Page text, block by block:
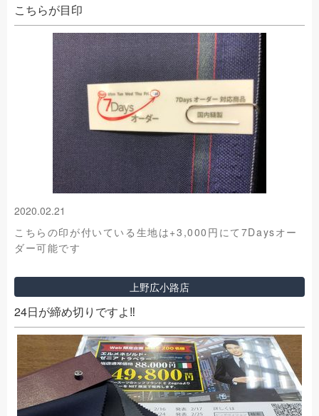
こちらが目印
2020.02.21
こちらの印が付いている生地は+3,000円にて7Daysオー
ダー可能です
上野広小路店
24日が締め切りですよ‼